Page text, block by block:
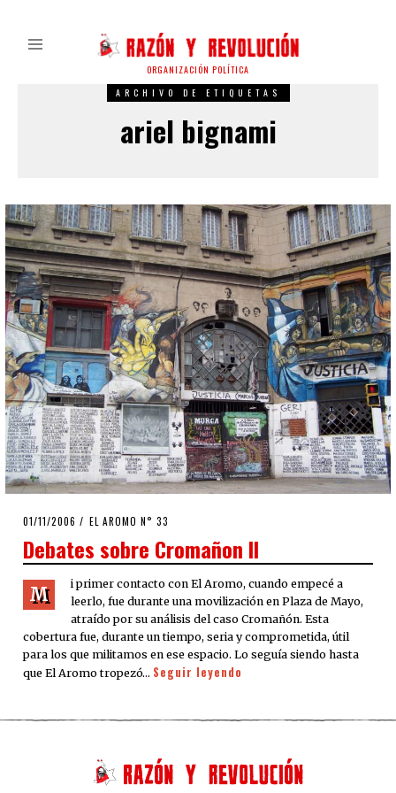
ORGANIZACIÓN POLÍTICA
ARCHIVO DE ETIQUETAS
ariel bignami
POSTED
01/11/2006 23/03/2020
EL AROMO N° 33
Debates sobre Cromañon II
M
i primer contacto con El Aromo, cuando empecé a
leerlo, fue durante una movilización en Plaza de Mayo,
atraído por su análisis del caso Cromañón. Esta
cobertura fue, durante un tiempo, seria y comprometida, útil
para los que militamos en ese espacio. Lo seguía siendo hasta
que El Aromo tropezó… Seguir leyendo